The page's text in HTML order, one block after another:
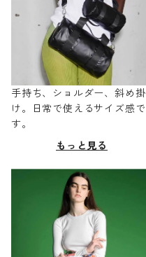
手持ち、ショルダー、斜め掛
け。日常で使えるサイズ感で
す。
もっと見る